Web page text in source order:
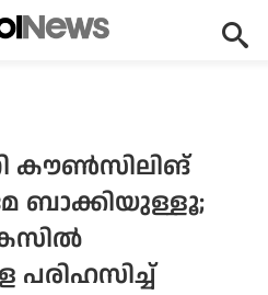
കൗൺസിലിങ്
ബാക്കിയുള്ളൂ;